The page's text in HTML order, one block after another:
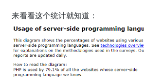
来看看这个统计就知道：